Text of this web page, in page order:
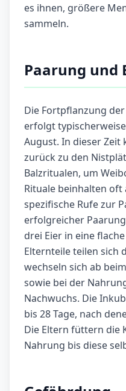
es ihnen, größere
sammeln.
Paarung und
Die Fortpflanzung
erfolgt
August. In dieser Zeit
zurück zu den
Balzritualen, um
Rituale beinhalten oft
spezifische Rufe zur
erfolgreicher
drei Eier in eine
Elternteile teilen sich
wechseln sich ab
sowie bei der
Nachwuchs. Die
bis 28 Tage, nach
Die Eltern füttern die
Nahrung bis diese